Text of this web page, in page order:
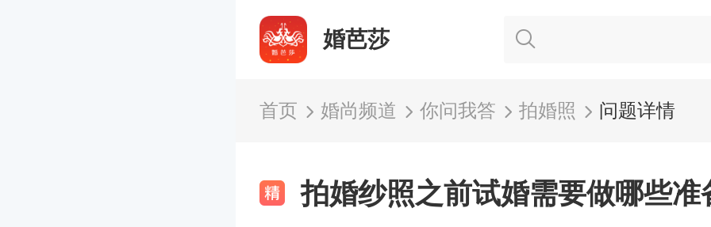
婚芭莎
首页 婚尚频道 你问我答 拍婚照 问题详情
拍婚纱照之前试婚需要做哪些准